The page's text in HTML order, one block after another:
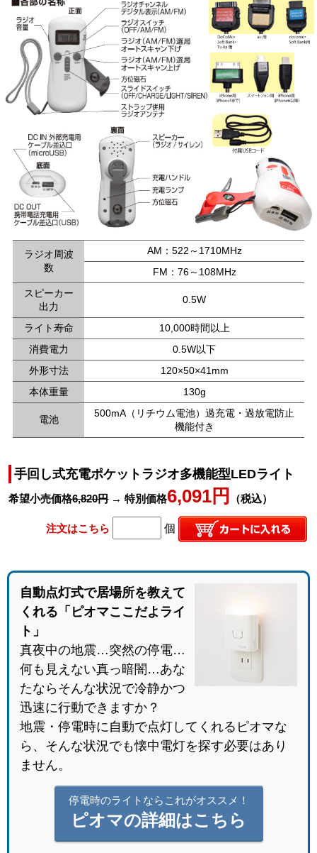
ラジオ周波
数
AM：522～1710MHz
FM：76～108MHz
スピーカー
出力
0.5W
ライト寿命
10,000時間以上
消費電力
0.5W以下
外形寸法
120×50×41mm
本体重量
130g
電池
500mA（リチウム電池）過充電・過放電防止
機能付き
手回し式充電ポケットラジオ多機能型LEDライト
希望小売価格6,820円→ 特別価格6,091円 （税込）
注文はこちら 個
自動点灯式で居場所を教えて
くれる「ピオマここだよライ
ト」
真夜中の地震…突然の停電…
何も見えない真っ暗闇…あな
たならそんな状況で冷静かつ
迅速に行動できますか？
地震・停電時に自動で点灯してくれるピオマな
ら、そんな状況でも懐中電灯を探す必要はあり
ません。
停電時のライトならこれがオススメ！
ピオマの詳細はこちら